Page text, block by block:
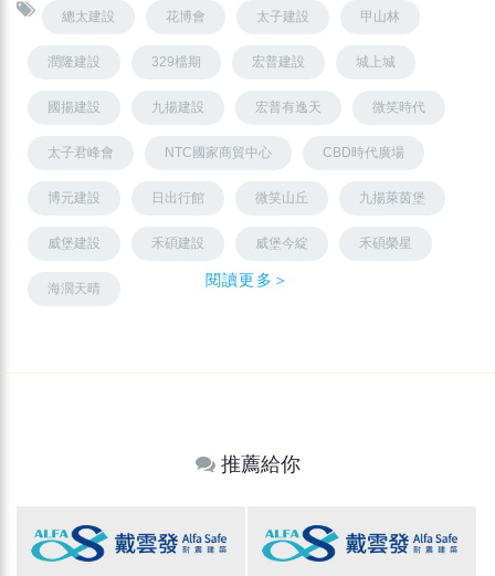
總太建設 花博會 太子建設 甲山林
潤隆建設 329檔期 宏普建設 城上城
國揚建設 九揚建設 宏普有逸天 微笑時代
太子君峰會 NTC國家商貿中心 CBD時代廣場
博元建設 日出行館 微笑山丘 九揚萊茵堡
威堡建設 禾碩建設 威堡今綻 禾碩榮星
海濶天晴 閱讀更多＞
推薦給你